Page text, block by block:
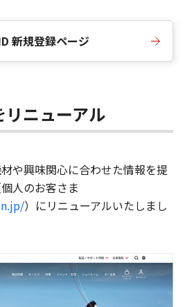
新規登録ページ
ニューアル
や興味関心に合わせた情報を提
人のお客さま
）にリニューアルいたしまし